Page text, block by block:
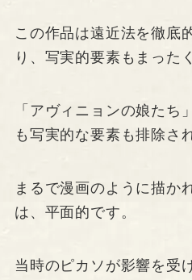
この作品は遠近法を徹底
り、写実的要素もまった
「アヴィニョンの娘たち
も写実的な要素も排除さ
まるで漫画のように描か
は、平面的です。
当時のピカソが影響を受